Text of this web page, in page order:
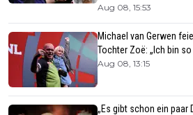
Aug 08, 15:53
Michael van Gerwen
Tochter Zoë: „Ich bin
Aug 08, 13:15
„Es gibt schon ein paar